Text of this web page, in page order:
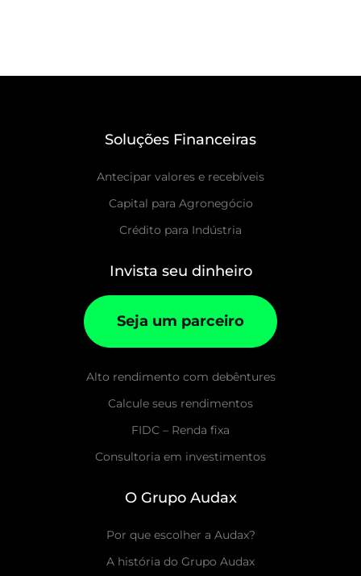
Soluções Financeiras
Antecipar valores e recebíveis
Capital para Agronegócio
Crédito para Indústria
Invista seu dinheiro
Seja um parceiro
Alto rendimento com debêntures
Calcule seus rendimentos
FIDC – Renda fixa
Consultoria em investimentos
O Grupo Audax
Por que escolher a Audax?
A história do Grupo Audax